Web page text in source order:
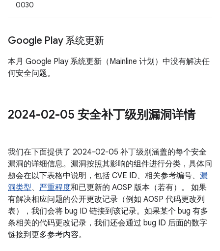
0030
Google Play 系统更新
本月 Google Play 系统更新（Mainline 计划）中没有解决任
何安全问题。
2024-02-05 安全补丁级别漏洞详情
我们在下面提供了 2024-02-05 补丁级别涵盖的每个安全
漏洞的详细信息。漏洞按照其影响的组件进行分类，具体问
题会在以下表格中说明，包括 CVE ID、相关参考编号、 漏
洞类型、 严重程度和已更新的 AOSP 版本（若有）。 如果
有解决相应问题的公开更改记录（例如 AOSP 代码更改列
表），我们会将 bug ID 链接到该记录。如果某个 bug 有多
条相关的代码更改记录，我们还会通过 bug ID 后面的数字
链接到更多参考内容。